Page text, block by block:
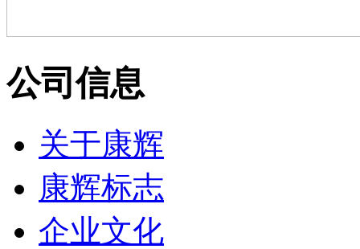
公司信息
关于康辉
康辉标志
企业文化